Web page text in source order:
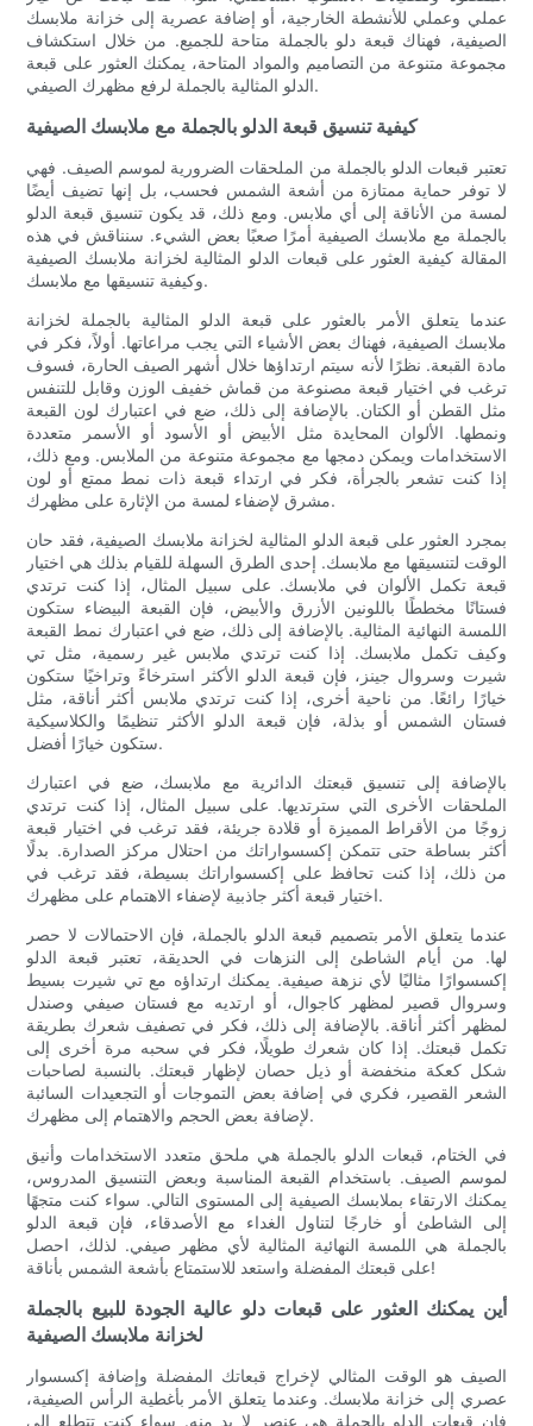
عملي وعملي للأنشطة الخارجية، أو إضافة عصرية إلى خزانة ملابسك
الصيفية، فهناك قبعة دلو بالجملة متاحة للجميع. من خلال استكشاف
مجموعة متنوعة من التصاميم والمواد المتاحة، يمكنك العثور على قبعة
الدلو المثالية بالجملة لرفع مظهرك الصيفي.
كيفية تنسيق قبعة الدلو بالجملة مع ملابسك الصيفية
تعتبر قبعات الدلو بالجملة من الملحقات الضرورية لموسم الصيف. فهي
لا توفر حماية ممتازة من أشعة الشمس فحسب، بل إنها تضيف أيضًا
لمسة من الأناقة إلى أي ملابس. ومع ذلك، قد يكون تنسيق قبعة الدلو
بالجملة مع ملابسك الصيفية أمرًا صعبًا بعض الشيء. سنناقش في هذه
المقالة كيفية العثور على قبعات الدلو المثالية لخزانة ملابسك الصيفية
وكيفية تنسيقها مع ملابسك.
عندما يتعلق الأمر بالعثور على قبعة الدلو المثالية بالجملة لخزانة
ملابسك الصيفية، فهناك بعض الأشياء التي يجب مراعاتها. أولاً، فكر في
مادة القبعة. نظرًا لأنه سيتم ارتداؤها خلال أشهر الصيف الحارة، فسوف
ترغب في اختيار قبعة مصنوعة من قماش خفيف الوزن وقابل للتنفس
مثل القطن أو الكتان. بالإضافة إلى ذلك، ضع في اعتبارك لون القبعة
ونمطها. الألوان المحايدة مثل الأبيض أو الأسود أو الأسمر متعددة
الاستخدامات ويمكن دمجها مع مجموعة متنوعة من الملابس. ومع ذلك،
إذا كنت تشعر بالجرأة، فكر في ارتداء قبعة ذات نمط ممتع أو لون
مشرق لإضفاء لمسة من الإثارة على مظهرك.
بمجرد العثور على قبعة الدلو المثالية لخزانة ملابسك الصيفية، فقد حان
الوقت لتنسيقها مع ملابسك. إحدى الطرق السهلة للقيام بذلك هي اختيار
قبعة تكمل الألوان في ملابسك. على سبيل المثال، إذا كنت ترتدي
فستانًا مخططًا باللونين الأزرق والأبيض، فإن القبعة البيضاء ستكون
اللمسة النهائية المثالية. بالإضافة إلى ذلك، ضع في اعتبارك نمط القبعة
وكيف تكمل ملابسك. إذا كنت ترتدي ملابس غير رسمية، مثل تي
شيرت وسروال جينز، فإن قبعة الدلو الأكثر استرخاءً وتراخيًا ستكون
خيارًا رائعًا. من ناحية أخرى، إذا كنت ترتدي ملابس أكثر أناقة، مثل
فستان الشمس أو بذلة، فإن قبعة الدلو الأكثر تنظيمًا والكلاسيكية
ستكون خيارًا أفضل.
بالإضافة إلى تنسيق قبعتك الدائرية مع ملابسك، ضع في اعتبارك
الملحقات الأخرى التي سترتديها. على سبيل المثال، إذا كنت ترتدي
زوجًا من الأقراط المميزة أو قلادة جريئة، فقد ترغب في اختيار قبعة
أكثر بساطة حتى تتمكن إكسسواراتك من احتلال مركز الصدارة. بدلًا
من ذلك، إذا كنت تحافظ على إكسسواراتك بسيطة، فقد ترغب في
اختيار قبعة أكثر جاذبية لإضفاء الاهتمام على مظهرك.
عندما يتعلق الأمر بتصميم قبعة الدلو بالجملة، فإن الاحتمالات لا حصر
لها. من أيام الشاطئ إلى النزهات في الحديقة، تعتبر قبعة الدلو
إكسسوارًا مثاليًا لأي نزهة صيفية. يمكنك ارتداؤه مع تي شيرت بسيط
وسروال قصير لمظهر كاجوال، أو ارتديه مع فستان صيفي وصندل
لمظهر أكثر أناقة. بالإضافة إلى ذلك، فكر في تصفيف شعرك بطريقة
تكمل قبعتك. إذا كان شعرك طويلًا، فكر في سحبه مرة أخرى إلى
شكل كعكة منخفضة أو ذيل حصان لإظهار قبعتك. بالنسبة لصاحبات
الشعر القصير، فكري في إضافة بعض التموجات أو التجعيدات السائبة
لإضافة بعض الحجم والاهتمام إلى مظهرك.
في الختام، قبعات الدلو بالجملة هي ملحق متعدد الاستخدامات وأنيق
لموسم الصيف. باستخدام القبعة المناسبة وبعض التنسيق المدروس،
يمكنك الارتقاء بملابسك الصيفية إلى المستوى التالي. سواء كنت متجهًا
إلى الشاطئ أو خارجًا لتناول الغداء مع الأصدقاء، فإن قبعة الدلو
بالجملة هي اللمسة النهائية المثالية لأي مظهر صيفي. لذلك، احصل
على قبعتك المفضلة واستعد للاستمتاع بأشعة الشمس بأناقة!
أين يمكنك العثور على قبعات دلو عالية الجودة للبيع بالجملة
لخزانة ملابسك الصيفية
الصيف هو الوقت المثالي لإخراج قبعاتك المفضلة وإضافة إكسسوار
عصري إلى خزانة ملابسك. وعندما يتعلق الأمر بأغطية الرأس الصيفية،
فإن قبعات الدلو بالجملة هي عنصر لا بد منه. سواء كنت تتطلع إلى